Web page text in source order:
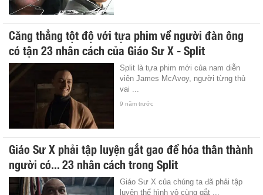
Căng thẳng tột độ với tựa phim về người đàn ông
có tận 23 nhân cách của Giáo Sư X - Split
Split là tựa phim mới của nam diễn
viên James McAvoy, người từng thủ
vai ...
9 năm trước
Giáo Sư X phải tập luyện gắt gao để hóa thân thành
người có... 23 nhân cách trong Split
Giáo Sư X của chúng ta đã phải tập
luyện thể hình vô cùng gắt ...